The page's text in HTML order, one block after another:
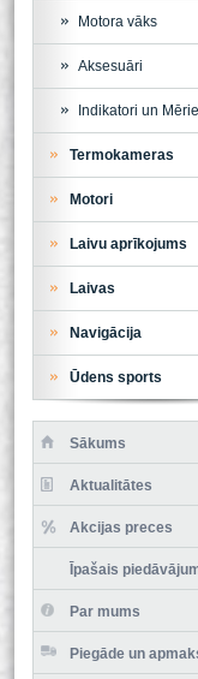
Motora vāks
Aksesuāri
Indikatori un
Termokameras
Motori
Laivu aprīkojums
Laivas
Navigācija
Ūdens sports
Sākums
Aktualitātes
Akcijas preces
Īpašais
Par mums
Piegāde un